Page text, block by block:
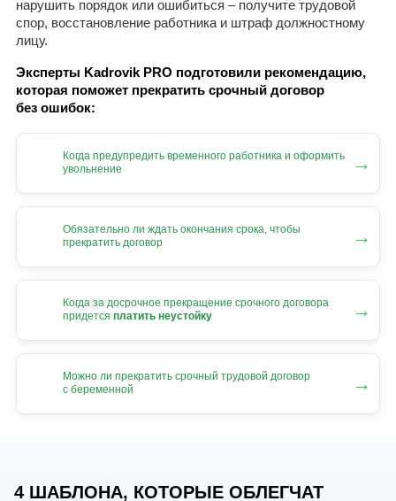
нарушить порядок или ошибиться – получите трудовой
спор, восстановление работника и штраф должностному
лицу.
Эксперты Kadrovik PRO подготовили рекомендацию,
которая поможет прекратить срочный договор
без ошибок:
Когда предупредить временного работника и оформить
увольнение
→
Обязательно ли ждать окончания срока, чтобы
прекратить договор
→
Когда за досрочное прекращение срочного договора
придется платить неустойку →
Можно ли прекратить срочный трудовой договор
с беременной
→
4 ШАБЛОНА, КОТОРЫЕ ОБЛЕГЧАТ